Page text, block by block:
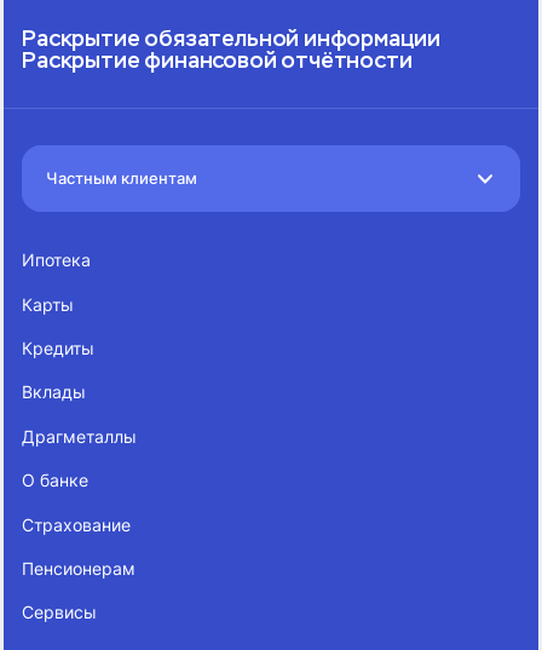
Раскрытие обязательной информации
Раскрытие финансовой отчётности
Частным клиентам
Ипотека
Карты
Кредиты
Вклады
Драгметаллы
О банке
Страхование
Пенсионерам
Сервисы